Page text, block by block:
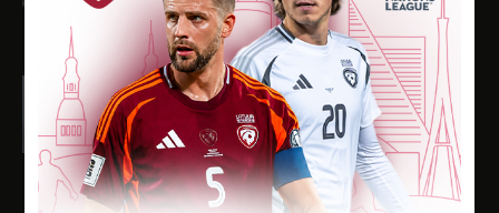
- - -
Martins Marjuničs
Dzimšanas datums: 04.08.2012.
Spēlētāja statuss: Amatieris
- - - - -